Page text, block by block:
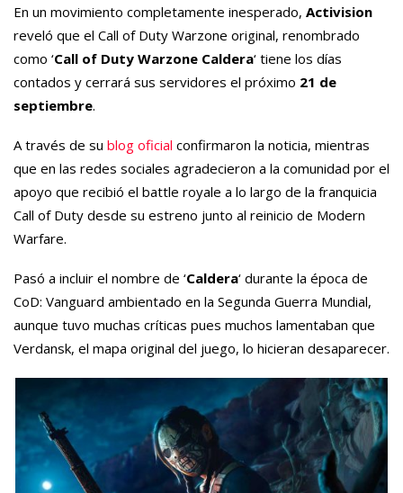
En un movimiento completamente inesperado, Activision
reveló que el Call of Duty Warzone original, renombrado
como ‘Call of Duty Warzone Caldera‘ tiene los días
contados y cerrará sus servidores el próximo 21 de
septiembre.
A través de su blog oficial confirmaron la noticia, mientras
que en las redes sociales agradecieron a la comunidad por el
apoyo que recibió el battle royale a lo largo de la franquicia
Call of Duty desde su estreno junto al reinicio de Modern
Warfare.
Pasó a incluir el nombre de ‘Caldera‘ durante la época de
CoD: Vanguard ambientado en la Segunda Guerra Mundial,
aunque tuvo muchas críticas pues muchos lamentaban que
Verdansk, el mapa original del juego, lo hicieran desaparecer.